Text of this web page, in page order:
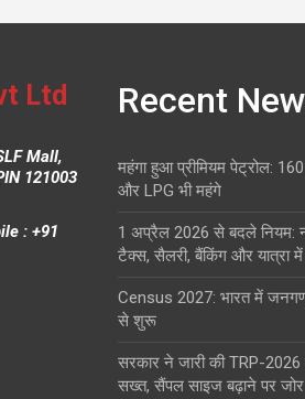
Ltd
Mall,
121003
: +91
Recent
महंगा हुआ प्रीमियम पेट्रोल:
और LPG भी महंगे
1 अप्रैल 2026 से बदले नियम:
टैक्स, सैलरी, बैंकिंग और यात्रा
Census 2027: भारत में
से शुरू
सरकार ने जारी की TRP-2026
सख्त, सैंपल साइज बढ़ाने पर जोर